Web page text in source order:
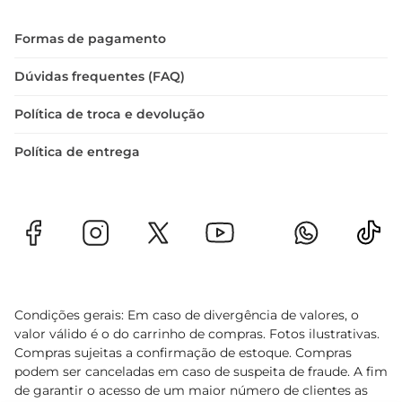
Formas de pagamento
Dúvidas frequentes (FAQ)
Política de troca e devolução
Política de entrega
Condições gerais: Em caso de divergência de valores, o
valor válido é o do carrinho de compras. Fotos ilustrativas.
Compras sujeitas a confirmação de estoque. Compras
podem ser canceladas em caso de suspeita de fraude. A fim
de garantir o acesso de um maior número de clientes as